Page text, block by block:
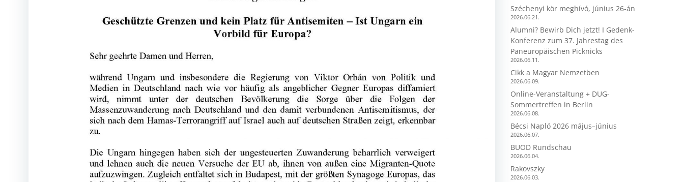
Széchenyi kör meghívó, június 26-án
2026.06.21.
Alumni? Bewirb Dich jetzt! I Gedenk-
Konferenz zum 37. Jahrestag des
Paneuropäischen Picknicks
2026.06.11.
Cikk a Magyar Nemzetben
2026.06.09.
Online-Veranstaltung + DUG-
Sommertreffen in Berlin
2026.06.08.
Bécsi Napló 2026 május–június
2026.06.07.
BUOD Rundschau
2026.06.04.
Rakovszky
2026.06.03.